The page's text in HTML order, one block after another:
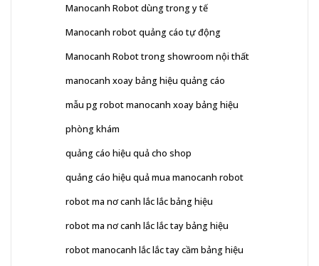
Manocanh Robot dùng trong y tế
Manocanh robot quảng cáo tự động
Manocanh Robot trong showroom nội thất
manocanh xoay bảng hiệu quảng cáo
mẫu pg robot manocanh xoay bảng hiệu
phòng khám
quảng cáo hiệu quả cho shop
quảng cáo hiệu quả mua manocanh robot
robot ma nơ canh lắc lắc bảng hiệu
robot ma nơ canh lắc lắc tay bảng hiệu
robot manocanh lắc lắc tay cầm bảng hiệu